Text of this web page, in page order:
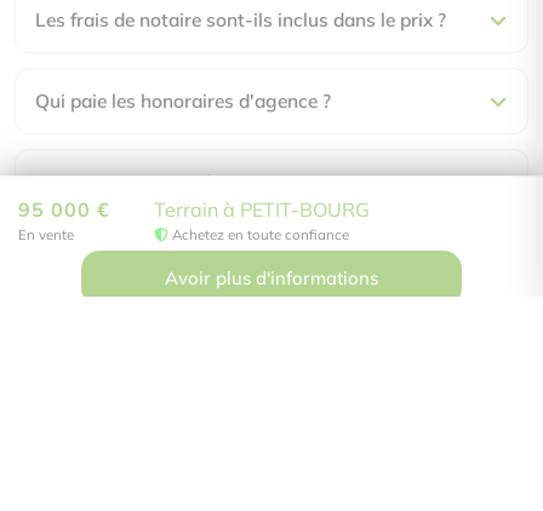
Non soumis au DPE
95 000 € Terrain à PETIT-BOURG
En vente Achetez en toute confiance
Avoir plus d'informations
Les frais de notaire sont-ils inclus dans le prix ?
Qui paie les honoraires d'agence ?
Comment visiter ce bien ?